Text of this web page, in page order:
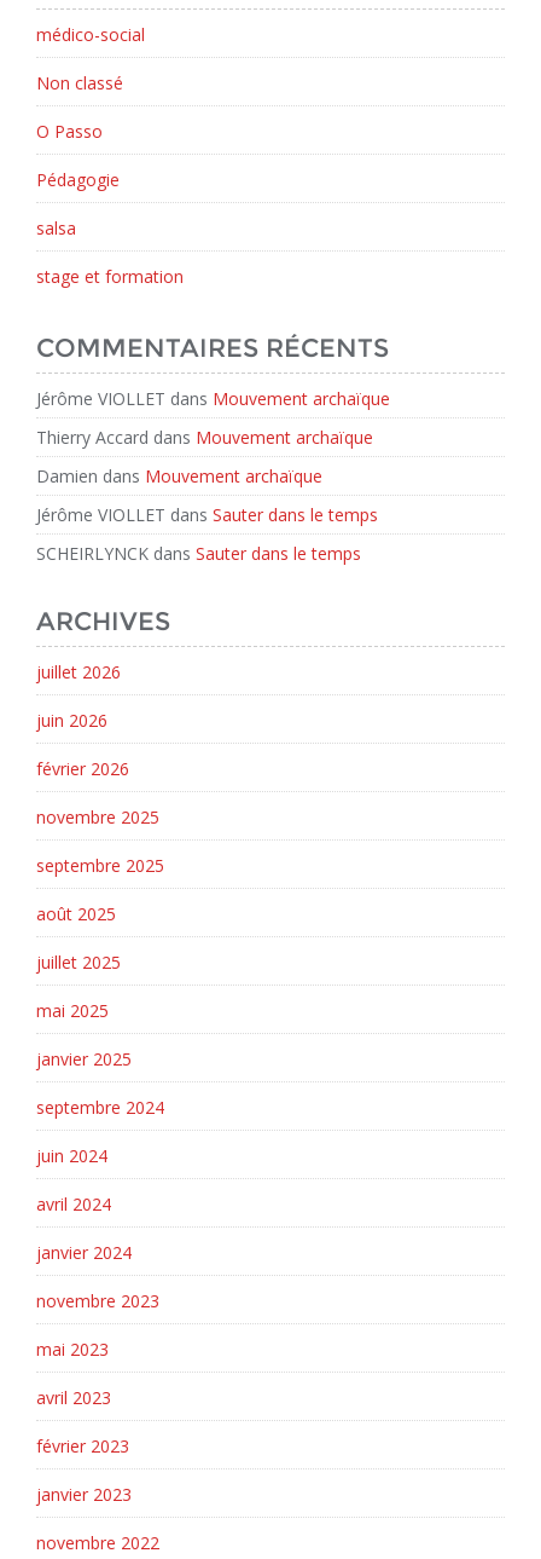
médico-social
Non classé
O Passo
Pédagogie
salsa
stage et formation
COMMENTAIRES RÉCENTS
Jérôme VIOLLET dans Mouvement archaïque
Thierry Accard dans Mouvement archaïque
Damien dans Mouvement archaïque
Jérôme VIOLLET dans Sauter dans le temps
SCHEIRLYNCK dans Sauter dans le temps
ARCHIVES
juillet 2026
juin 2026
février 2026
novembre 2025
septembre 2025
août 2025
juillet 2025
mai 2025
janvier 2025
septembre 2024
juin 2024
avril 2024
janvier 2024
novembre 2023
mai 2023
avril 2023
février 2023
janvier 2023
novembre 2022